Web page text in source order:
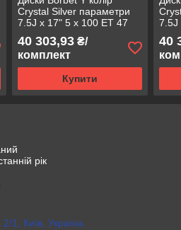
Crystal Silver параметри
7.5J x 17" 5 x 100 ET 47
40 303,93₴/
комплект
Купити
7.5J
40
рік
1, Київ, Україна